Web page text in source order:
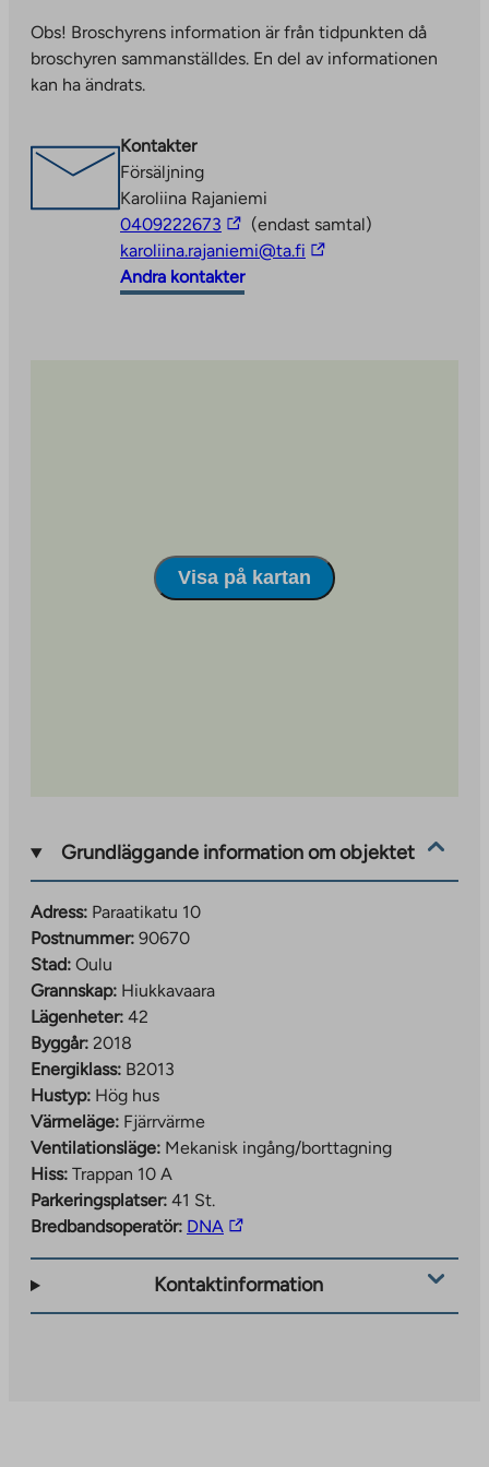
site.
Link
opens
a
new
tab
you
to
an
site.
Link
opens
in
new
tab
Obs! Broschyrens information är från tidpunkten då
broschyren sammanställdes. En del av informationen
kan ha ändrats.
Kontakter
Försäljning
Karoliina Rajaniemi
0409222673 The
link
takes
you
(endast samtal)
karoliina.rajaniemi@ta.fi The
Andra kontakter
Visa på kartan
Grundläggande information om objektet
Adress: Paraatikatu 10
Postnummer: 90670
Stad: Oulu
Grannskap: Hiukkavaara
Lägenheter: 42
Byggår: 2018
Energiklass: B2013
Hustyp: Hög hus
Värmeläge: Fjärrvärme
Ventilationsläge: Mekanisk ingång/borttagning
Hiss: Trappan 10 A
Parkeringsplatser: 41 St.
Bredbandsoperatör: DNA The
takes
Kontaktinformation